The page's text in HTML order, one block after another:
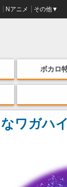
Nアニメ その他▼
ボカロ
ワガハ